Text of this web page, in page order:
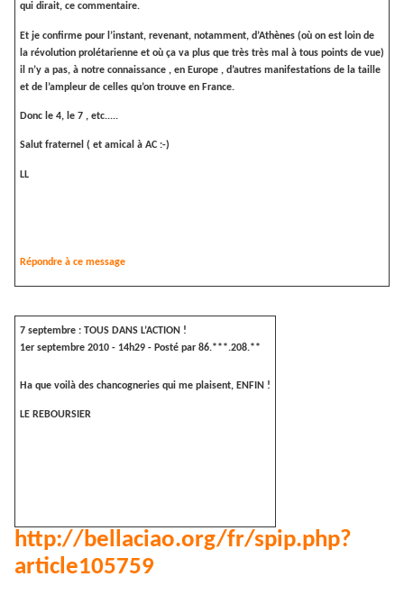
qui dirait, ce commentaire.
Et je confirme pour l’instant, revenant, notamment, d’Athènes (où on est loin de
la révolution prolétarienne et où ça va plus que très très mal à tous points de vue)
il n’y a pas, à notre connaissance , en Europe , d’autres manifestations de la taille
et de l’ampleur de celles qu’on trouve en France.
Donc le 4, le 7 , etc.....
Salut fraternel ( et amical à AC :-)
LL
Répondre à ce message
7 septembre : TOUS DANS L’ACTION !
1er septembre 2010 - 14h29 - Posté par 86.***.208.**
Ha que voilà des chancogneries qui me plaisent, ENFIN !
LE REBOURSIER
http://bellaciao.org/fr/spip.php?
article105759